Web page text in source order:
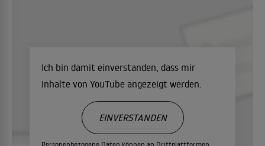
Ich bin damit einverstanden, dass mir
Inhalte von YouTube angezeigt werden.
EINVERSTANDEN